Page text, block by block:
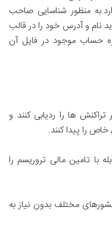
منظور شناسایی صاحب
نام و آدرس خود را در قالب
حساب موجود در فایل آن
ها را ردیابی کنند و
را پیدا کنند.
با تامین مالی تروریسم را
مختلف بدون نیاز به